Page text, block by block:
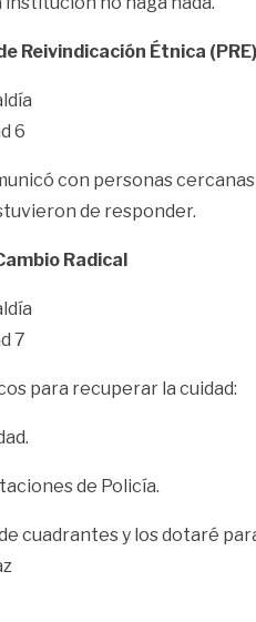
Reivindicación Étnica (PRE)
con personas cercanas
de responder.
Radical
para recuperar la cuidad:
de Policía.
cuadrantes y los dotaré